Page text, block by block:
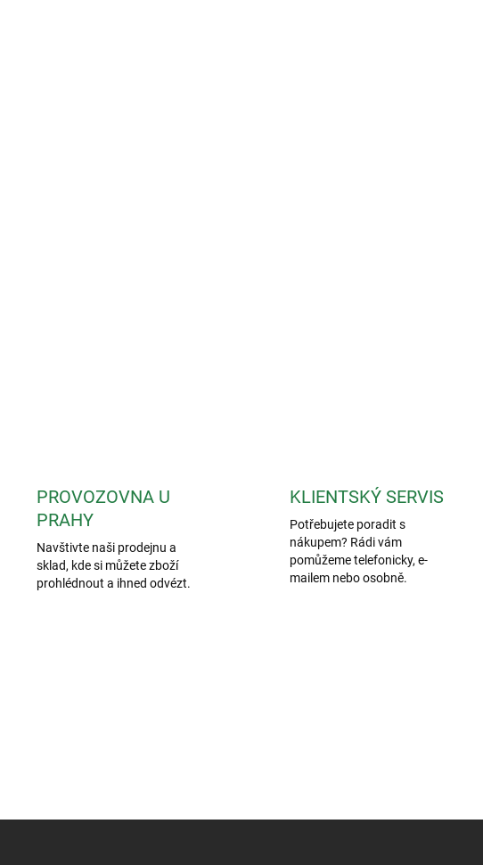
PROVOZOVNA U
PRAHY
Navštivte naši prodejnu a
sklad, kde si můžete zboží
prohlédnout a ihned odvézt.
KLIENTSKÝ SERVIS
Potřebujete poradit s
nákupem? Rádi vám
pomůžeme telefonicky, e-
mailem nebo osobně.